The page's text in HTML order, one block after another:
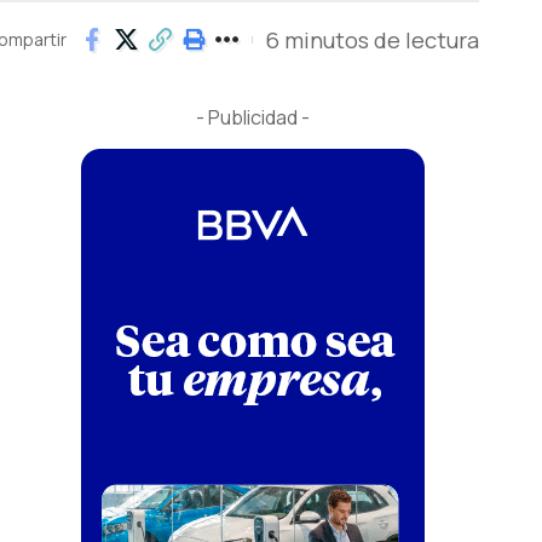
6 minutos de lectura
- Publicidad -